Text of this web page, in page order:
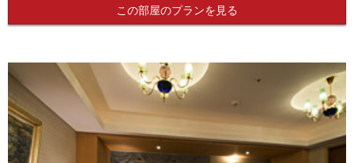
この部屋のプランを見る